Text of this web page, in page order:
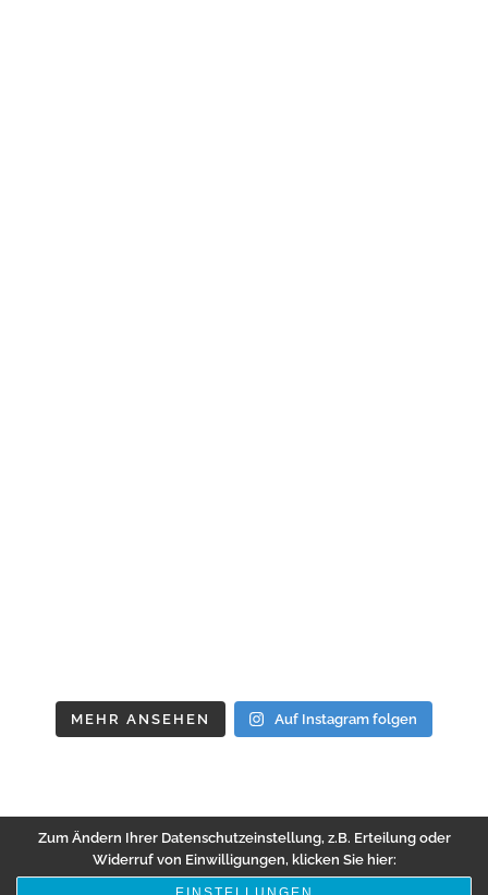
MEHR ANSEHEN Auf Instagram folgen
Zum Ändern Ihrer Datenschutzeinstellung, z.B. Erteilung oder
Widerruf von Einwilligungen, klicken Sie hier: